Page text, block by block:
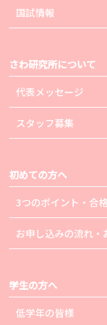
国試情報
さわ研究所について
代表メッセージ
スタッフ募集
初めての方へ
3つのポイント・合
お申し込みの流れ
学生の方へ
低学年の皆様